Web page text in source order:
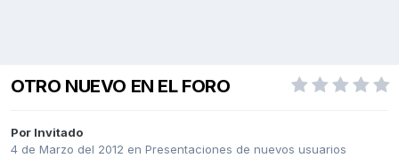
OTRO NUEVO EN EL FORO
Por Invitado
4 de Marzo del 2012 en Presentaciones de nuevos usuarios